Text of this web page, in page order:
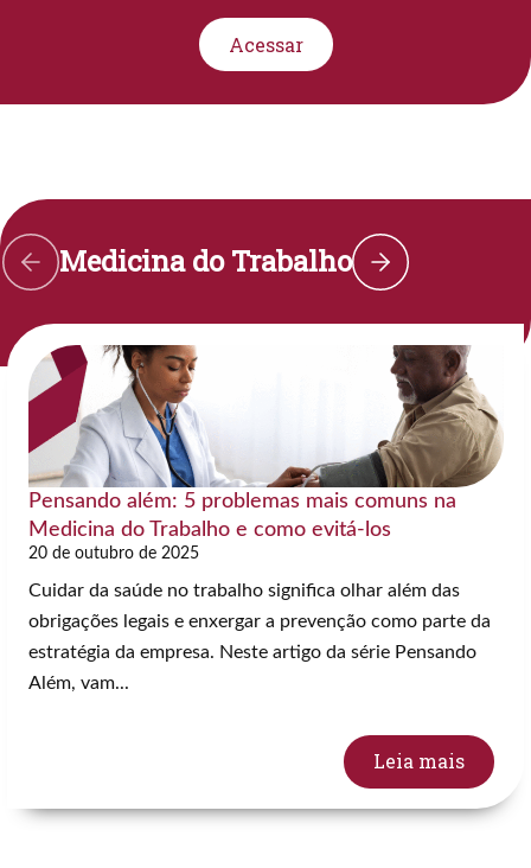
Acessar
Medicina do Trabalho
Pensando além: 5 problemas mais comuns na
Medicina do Trabalho e como evitá-los
20 de outubro de 2025
Cuidar da saúde no trabalho significa olhar além das
obrigações legais e enxergar a prevenção como parte da
estratégia da empresa. Neste artigo da série Pensando
Além, vam...
Leia mais